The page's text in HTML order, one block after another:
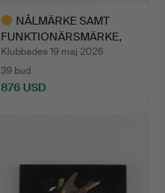
NÅLMÄRKE SAMT
FUNKTIONÄRSMÄRKE,
Världsmäst…
Klubbades 19 maj 2026
39 bud
876 USD